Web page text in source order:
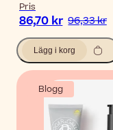
Pris
86,70 kr 96,33 kr
Lägg i korg
Blogg